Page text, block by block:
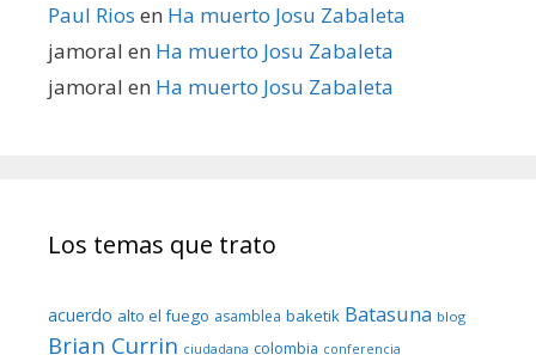
Paul Rios en Ha muerto Josu Zabaleta
jamoral en Ha muerto Josu Zabaleta
jamoral en Ha muerto Josu Zabaleta
Los temas que trato
acuerdo alto el fuego asamblea baketik Batasuna blog
Brian Currin ciudadana colombia conferencia